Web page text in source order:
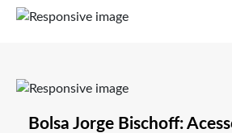
Bolsa Jorge Bischoff: